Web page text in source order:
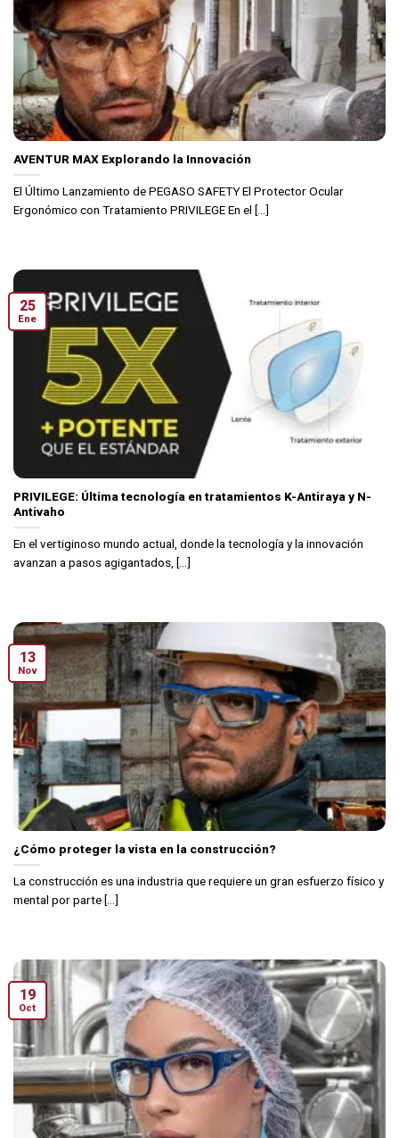
AVENTUR MAX Explorando la Innovación
El Último Lanzamiento de PEGASO SAFETY El Protector Ocular
Ergonómico con Tratamiento PRIVILEGE En el [...]
PRIVILEGE: Última tecnología en tratamientos K-Antiraya y N-
Antivaho
En el vertiginoso mundo actual, donde la tecnología y la innovación
avanzan a pasos agigantados, [...]
25
Ene
¿Cómo proteger la vista en la construcción?
La construcción es una industria que requiere un gran esfuerzo físico y
mental por parte [...]
13
Nov
19
Oct